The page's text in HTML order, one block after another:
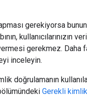
gerekiyorsa
kullanıcılarınızın
gerekmez. Daha
inceleyin.
doğrulamanın
Gerekli